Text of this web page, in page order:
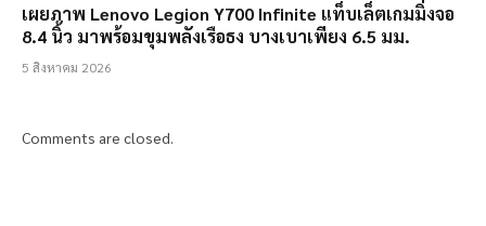
เผยภาพ Lenovo Legion Y700 Infinite แท็บเล็ตเกมมิ่งจอ
8.4 นิ้ว มาพร้อมขุมพลังเรือธง บางเบาเพียง 6.5 มม.
5 สิงหาคม 2026
Comments are closed.